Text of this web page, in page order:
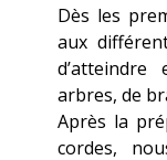
Dès les
aux
arbres, de
Après la
cordes,